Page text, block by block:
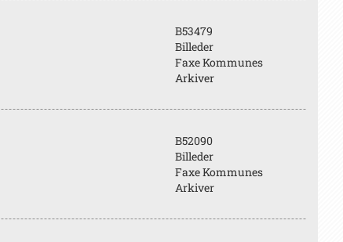
B53479
Billeder
Faxe Kommunes
Arkiver
B52090
Billeder
Faxe Kommunes
Arkiver